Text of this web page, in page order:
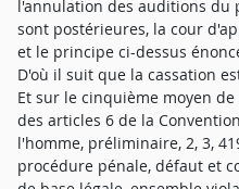
l'annulation des auditions du
sont postérieures, la cour
et le principe ci-dessus
D'où il suit que la cassation
Et sur le cinquième moyen
des articles 6 de la
l'homme, préliminaire, 2, 3,
procédure pénale, défaut et